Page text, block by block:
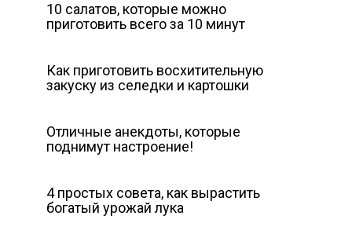
10 салатов, которые можно
приготовить всего за 10 минут
Как приготовить восхитительную
закуску из селедки и картошки
Отличные анекдоты, которые
поднимут настроение!
4 простых совета, как вырастить
богатый урожай лука